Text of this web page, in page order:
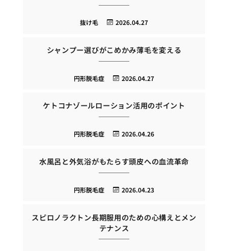
2026.04.27
抜け毛
シャンプー選びがこめかみ薄毛を変える
2026.04.27
円形脱毛症
ケトコナゾールローション活用のポイント
2026.04.26
円形脱毛症
水風呂と外気浴がもたらす頭皮への血流革命
2026.04.23
円形脱毛症
スピロノラクトン長期服用のための心構えとメン
テナンス